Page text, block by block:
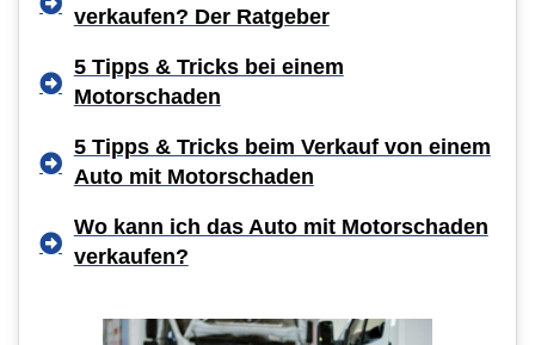
verkaufen? Der Ratgeber
5 Tipps & Tricks bei einem
Motorschaden
5 Tipps & Tricks beim Verkauf von einem
Auto mit Motorschaden
Wo kann ich das Auto mit Motorschaden
verkaufen?